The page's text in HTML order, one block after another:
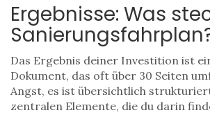
Ergebnisse: Was
Das Ergebnis deiner Investition ist
Dokument, das oft über 30 Seiten
Angst, es ist übersichtlich
zentralen Elemente, die du darin